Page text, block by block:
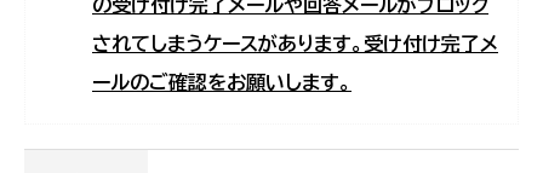
の受け付け完了メールや回答メールがブロック
されてしまうケースがあります。受け付け完了メ
ールのご確認をお願いします。